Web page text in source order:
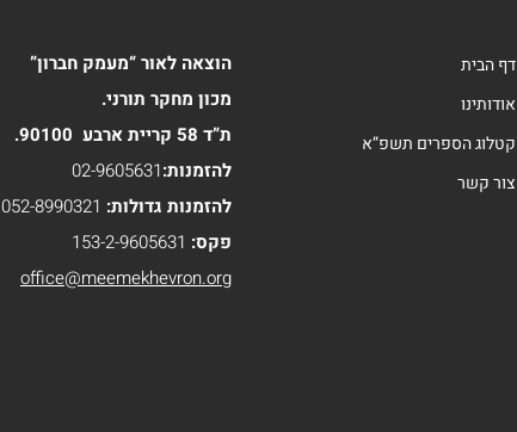
דף הבית
אודותינו
קטלוג הספרים תשפ”א
צור קשר
הוצאה לאור “מעמק חברון”
מכון מחקר תורני.
ת”ד 58 קריית ארבע 90100.
להזמנות:02-9605631
להזמנות גדולות: 052-8990321
פקס: 153-2-9605631
office@meemekhevron.org